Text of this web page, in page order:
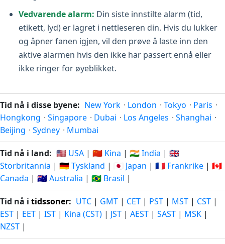
Vedvarende alarm: Din siste innstilte alarm (tid,
etikett, lyd) er lagret i nettleseren din. Hvis du lukker
og åpner fanen igjen, vil den prøve å laste inn den
aktive alarmen hvis den ikke har passert ennå eller
ikke ringer for øyeblikket.
Tid nå i disse byene: New York · London · Tokyo · Paris ·
Hongkong · Singapore · Dubai · Los Angeles · Shanghai ·
Beijing · Sydney · Mumbai
Tid nå i land: 🇺🇸 USA | 🇨🇳 Kina | 🇮🇳 India | 🇬🇧
Storbritannia | 🇩🇪 Tyskland | 🇯🇵 Japan | 🇫🇷 Frankrike | 🇨🇦
Canada | 🇦🇺 Australia | 🇧🇷 Brasil |
Tid nå i tidssoner: UTC | GMT | CET | PST | MST | CST |
EST | EET | IST | Kina (CST) | JST | AEST | SAST | MSK |
NZST |